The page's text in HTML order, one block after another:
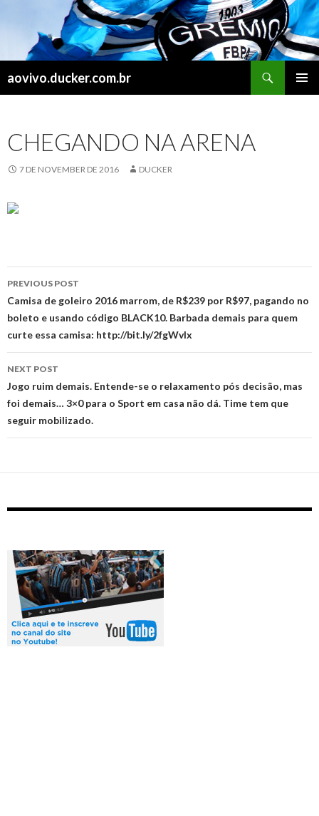
aovivo.ducker.com.br
CHEGANDO NA ARENA
7 DE NOVEMBER DE 2016 DUCKER
Post
navigation
PREVIOUS POST
Camisa de goleiro 2016 marrom, de R$239 por R$97, pagando no
boleto e usando código BLACK10. Barbada demais para quem
curte essa camisa: http://bit.ly/2fgWvlx
NEXT POST
Jogo ruim demais. Entende-se o relaxamento pós decisão, mas
foi demais… 3×0 para o Sport em casa não dá. Time tem que
seguir mobilizado.